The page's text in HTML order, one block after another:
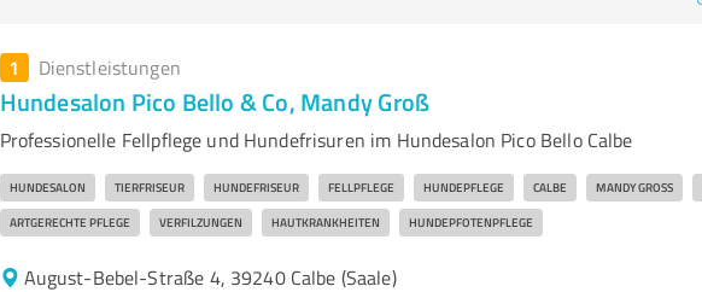
1 Dienstleistungen
Hundesalon Pico Bello & Co, Mandy Groß
Professionelle Fellpflege und Hundefrisuren im Hundesalon Pico Bello Calbe
HUNDESALON TIERFRISEUR HUNDEFRISEUR FELLPFLEGE HUNDEPFLEGE CALBE MANDY GROSS
ARTGERECHTE PFLEGE VERFILZUNGEN HAUTKRANKHEITEN HUNDEPFOTENPFLEGE
August-Bebel-Straße 4, 39240 Calbe (Saale)